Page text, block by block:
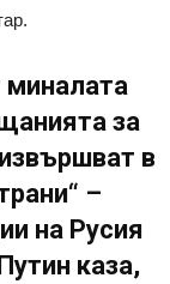
миналата
за
в
–
на Русия
каза,